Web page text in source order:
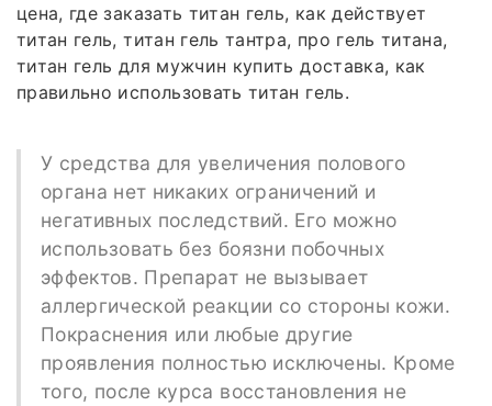
цена, где заказать титан гель, как действует
титан гель, титан гель тантра, про гель титана,
титан гель для мужчин купить доставка, как
правильно использовать титан гель.
У средства для увеличения полового
органа нет никаких ограничений и
негативных последствий. Его можно
использовать без боязни побочных
эффектов. Препарат не вызывает
аллергической реакции со стороны кожи.
Покраснения или любые другие
проявления полностью исключены. Кроме
того, после курса восстановления не